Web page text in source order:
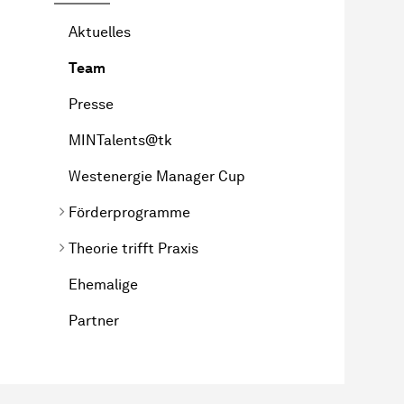
Aktuelles
Team
Presse
MINTalents@tk
Westenergie Manager Cup
Förderprogramme
Theorie trifft Praxis
Ehemalige
Partner